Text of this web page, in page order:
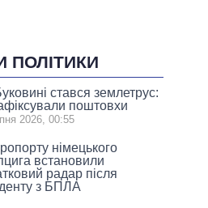
ПОЛІТИКИ
стався землетрус:
поштовхи
2026, 00:55
німецького
встановили
радар після
з БПЛА